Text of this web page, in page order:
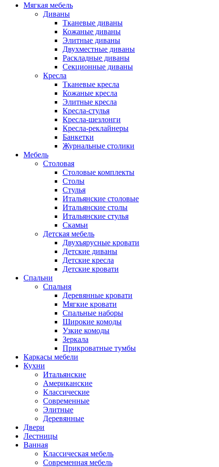
Мягкая мебель
Диваны
Тканевые диваны
Кожаные диваны
Элитные диваны
Двухместные диваны
Раскладные диваны
Секционные диваны
Кресла
Тканевые кресла
Кожаные кресла
Элитные кресла
Кресла-стулья
Кресла-шезлонги
Кресла-реклайнеры
Банкетки
Журнальные столики
Мебель
Столовая
Столовые комплекты
Столы
Стулья
Итальянские столовые
Итальянские столы
Итальянские стулья
Скамьи
Детская мебель
Двухъярусные кровати
Детские диваны
Детские кресла
Детские кровати
Спальни
Спальня
Деревянные кровати
Мягкие кровати
Спальные наборы
Широкие комоды
Узкие комоды
Зеркала
Прикроватные тумбы
Каркасы мебели
Кухни
Итальянские
Американские
Классические
Современные
Элитные
Деревянные
Двери
Лестницы
Ванная
Классическая мебель
Современная мебель